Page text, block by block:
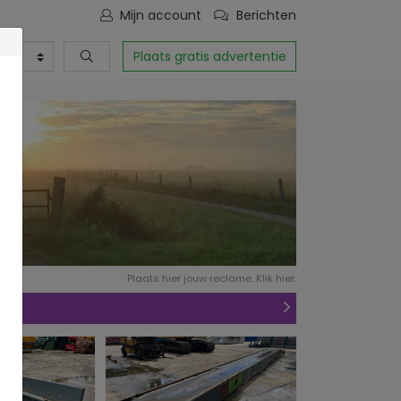
Berichten
Mijn account
Plaats gratis advertentie
Plaats hier jouw reclame. Klik hier.